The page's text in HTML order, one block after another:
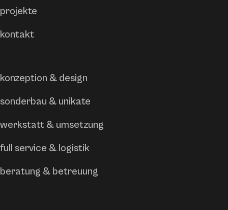
projekte
kontakt
konzeption & design
sonderbau & unikate
werkstatt & umsetzung
full service & logistik
beratung & betreuung